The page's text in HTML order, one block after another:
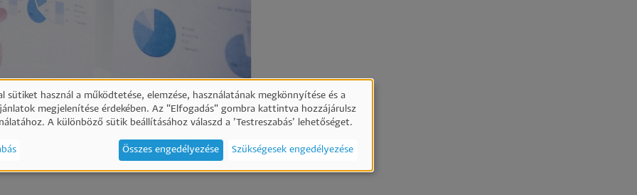
sütiket használ a működtetése, elemzése, használatának megkönnyítése és a
megjelenítése érdekében. Az "Elfogadás" gombra kattintva hozzájárulsz
A különböző sütik beállításához válaszd a ’Testreszabás’ lehetőséget.
Szükségesek engedélyezése
Összes engedélyezése